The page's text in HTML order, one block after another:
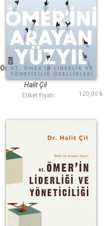
Ömerini Arayan Yüzyıl
Halit Çil
Etiket Fiyatı : 120,00 ₺